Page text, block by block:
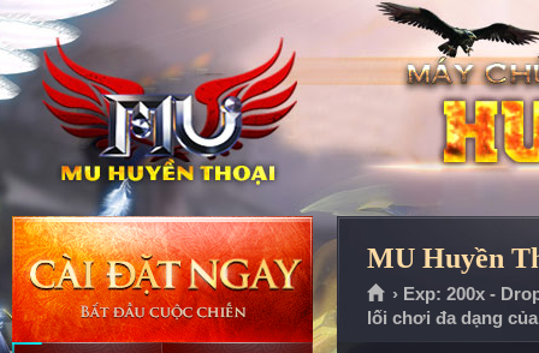
MU Huyền
› Exp: 200x -
lối chơi đa dạng